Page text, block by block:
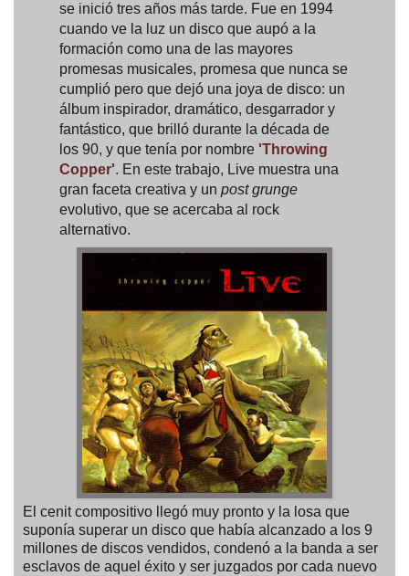
se inició tres años más tarde. Fue en 1994
cuando ve la luz un disco que aupó a la
formación como una de las mayores
promesas musicales, promesa que nunca se
cumplió pero que dejó una joya de disco: un
álbum inspirador, dramático, desgarrador y
fantástico, que brilló durante la década de
los 90, y que tenía por nombre 'Throwing
Copper'. En este trabajo, Live muestra una
gran faceta creativa y un post grunge
evolutivo, que se acercaba al rock
alternativo.
El cenit compositivo llegó muy pronto y la losa que
suponía superar un disco que había alcanzado a los 9
millones de discos vendidos, condenó a la banda a ser
esclavos de aquel éxito y ser juzgados por cada nuevo